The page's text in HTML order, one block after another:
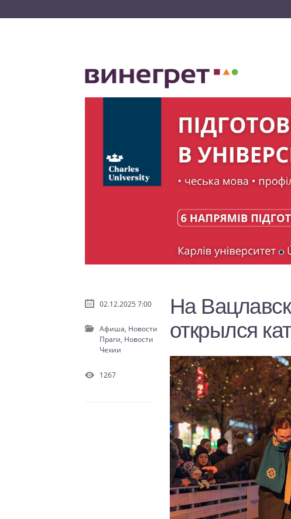
На
открылся
02.12.2025 7:00
Афиша, Новости
Праги, Новости
Чехии
1267